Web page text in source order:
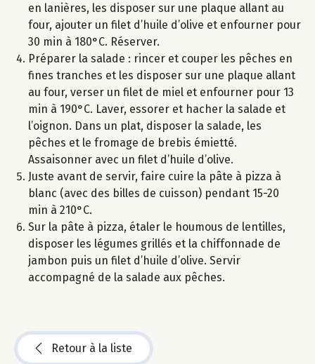
en lanières, les disposer sur une plaque allant au
four, ajouter un filet d’huile d’olive et enfourner pour
30 min à 180°C. Réserver.
Préparer la salade : rincer et couper les pêches en
fines tranches et les disposer sur une plaque allant
au four, verser un filet de miel et enfourner pour 13
min à 190°C. Laver, essorer et hacher la salade et
l’oignon. Dans un plat, disposer la salade, les
pêches et le fromage de brebis émietté.
Assaisonner avec un filet d’huile d’olive.
Juste avant de servir, faire cuire la pâte à pizza à
blanc (avec des billes de cuisson) pendant 15-20
min à 210°C.
Sur la pâte à pizza, étaler le houmous de lentilles,
disposer les légumes grillés et la chiffonnade de
jambon puis un filet d’huile d’olive. Servir
accompagné de la salade aux pêches.
Retour à la liste